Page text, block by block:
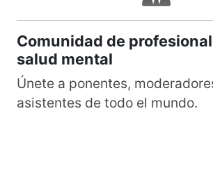
Comunidad de
salud mental
Únete a ponentes,
asistentes de todo el mundo.